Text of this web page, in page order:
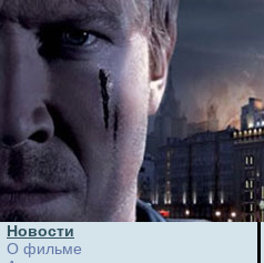
Новости
О фильме